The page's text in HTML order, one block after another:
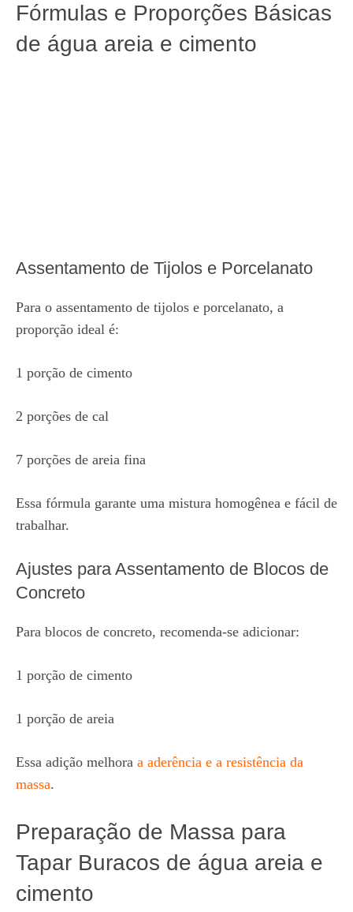
Fórmulas e Proporções Básicas
de água areia e cimento
Assentamento de Tijolos e Porcelanato
Para o assentamento de tijolos e porcelanato, a
proporção ideal é:
1 porção de cimento
2 porções de cal
7 porções de areia fina
Essa fórmula garante uma mistura homogênea e fácil de
trabalhar.
Ajustes para Assentamento de Blocos de
Concreto
Para blocos de concreto, recomenda-se adicionar:
1 porção de cimento
1 porção de areia
Essa adição melhora a aderência e a resistência da
massa.
Preparação de Massa para
Tapar Buracos de água areia e
cimento